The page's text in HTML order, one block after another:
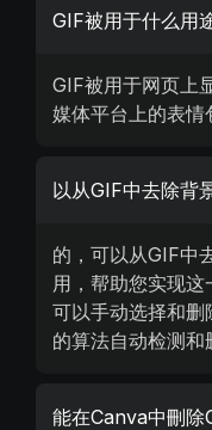
GIF被用于什么用
GIF被用于网页上
媒体平台上的表情
以从GIF中去除背
的，可以从GIF中
用，帮助您实现
可以手动选择和
的算法自动检测和
能在Canva中刪除